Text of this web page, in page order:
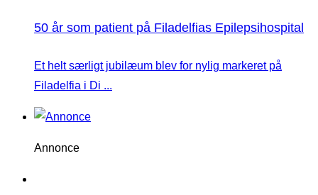
50 år som patient på Filadelfias Epilepsihospital
Et helt særligt jubilæum blev for nylig markeret på
Filadelfia i Di ...
Annonce